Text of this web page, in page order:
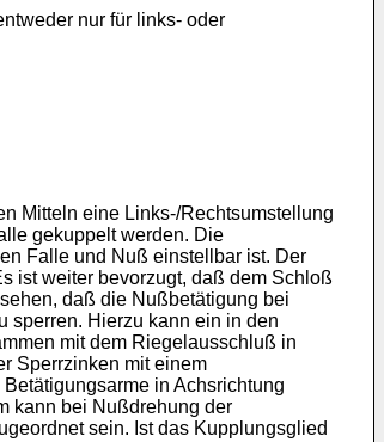
nur für links- oder
Mitteln eine Links-/Rechtsumstellung
gekuppelt werden. Die
Falle und Nuß einstellbar ist. Der
ist weiter bevorzugt, daß dem Schloß
daß die Nußbetätigung bei
sperren. Hierzu kann ein in den
mit dem Riegelausschluß in
Sperrzinken mit einem
in Achsrichtung
kann bei Nußdrehung der
sein. Ist das Kupplungsglied